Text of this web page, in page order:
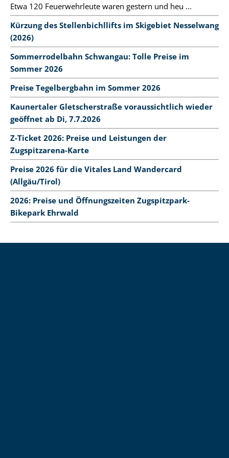
Etwa 120 Feuerwehrleute waren gestern und heu ...
Kürzung des Stellenbichllifts im Skigebiet Nesselwang
(2026)
Sommerrodelbahn Schwangau: Tolle Preise im
Sommer 2026
Preise Tegelbergbahn im Sommer 2026
Kaunertaler Gletscherstraße voraussichtlich wieder
geöffnet ab Di, 7.7.2026
Z-Ticket 2026: Preise und Leistungen der
Zugspitzarena-Karte
Preise 2026 für die Vitales Land Wandercard
(Allgäu/Tirol)
2026: Preise und Öffnungszeiten Zugspitzpark-
Bikepark Ehrwald